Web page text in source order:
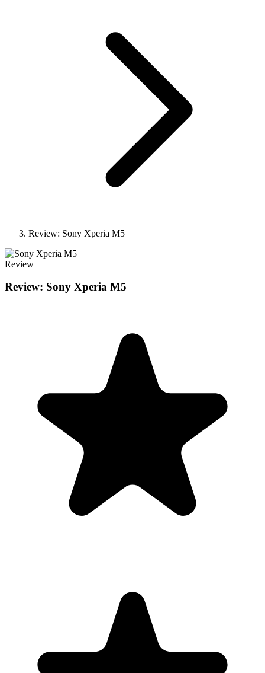
Review: Sony Xperia M5
Review
Review: Sony Xperia M5